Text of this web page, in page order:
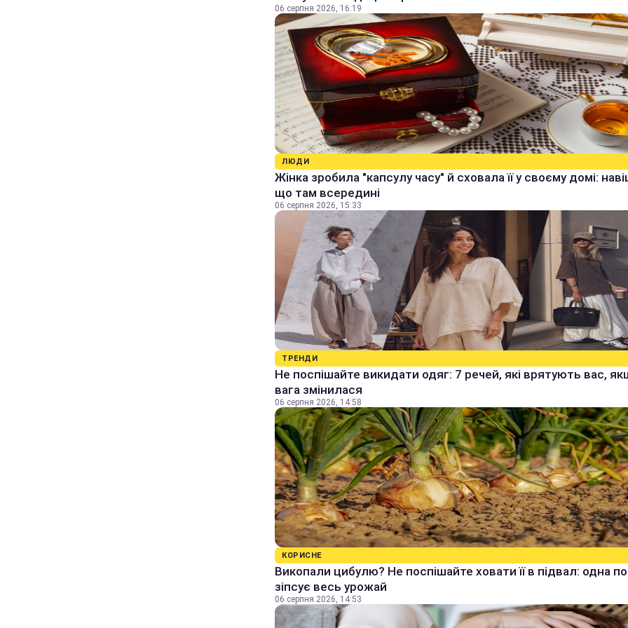
06 серпня 2026, 16:19
ЛЮДИ
Жінка зробила "капсулу часу" й сховала її у своєму домі:
що там всередині
06 серпня 2026, 15:33
ТРЕНДИ
Не поспішайте викидати одяг: 7 речей, які врятують вас,
вага змінилася
06 серпня 2026, 14:58
КОРИСНЕ
Викопали цибулю? Не поспішайте ховати її в підвал: одна
зіпсує весь урожай
06 серпня 2026, 14:53